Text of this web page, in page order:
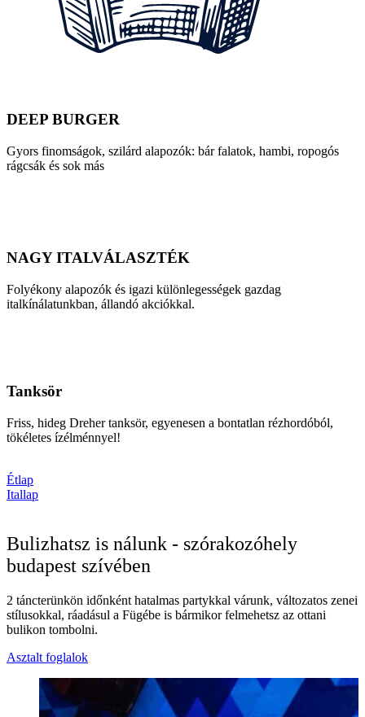
DEEP BURGER
Gyors finomságok, szilárd alapozók: bár falatok, hambi, ropogós
rágcsák és sok más
NAGY ITALVÁLASZTÉK
Folyékony alapozók és igazi különlegességek gazdag
italkínálatunkban, állandó akciókkal.
Tanksör
Friss, hideg Dreher tanksör, egyenesen a bontatlan rézhordóból,
tökéletes ízélménnyel!
Étlap
Itallap
Bulizhatsz is nálunk - szórakozóhely
budapest szívében
2 táncterünkön időnként hatalmas partykkal várunk, változatos zenei
stílusokkal, ráadásul a Fügébe is bármikor felmehetsz az ottani
bulikon tombolni.
Asztalt foglalok